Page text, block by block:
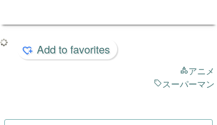
Add to favorites
アニメ
スーパーマン